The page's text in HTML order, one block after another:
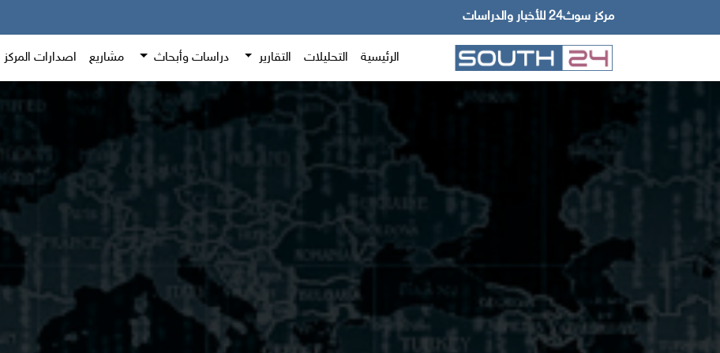
مركز سوث24 للأخبار والدراسات
الرئيسية التحليلات التقارير دراسات وأبحاث مشاريع اصدارات المركز